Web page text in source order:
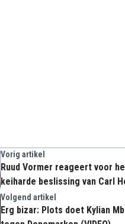
Vorig artikel
Ruud Vormer reageert voor
keiharde beslissing van Carl
Volgend artikel
Erg bizar: Plots doet Kylian